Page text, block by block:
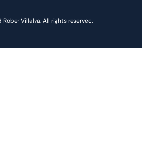
Villalva. All rights reserved.